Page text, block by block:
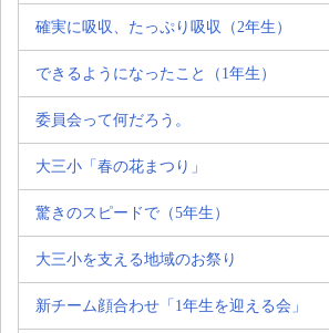
確実に吸収、たっぷり吸収（2年生）
できるようになったこと（1年生）
委員会って何だろう。
大三小「春の花まつり」
驚きのスピードで（5年生）
大三小を支える地域のお祭り
新チーム顔合わせ「1年生を迎える会」